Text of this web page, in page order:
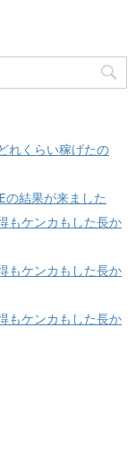
れくらい稼げたの
結果が来ました
もケンカもした長か
もケンカもした長か
もケンカもした長か